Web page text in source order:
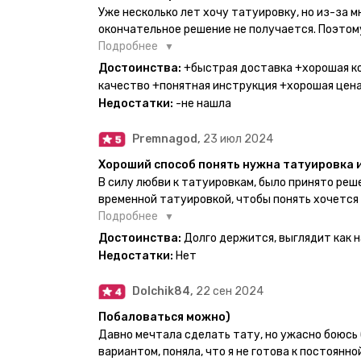
Уже несколько лет хочу татуировку, но из-за
окончательное решение не получается.
настоящей находкой. Как только тату пришли,
Хочу отметить, что у everink очень большой
значительно упрощает процесс получения
бумажный плотный конверт, внутри оказалась
специальные пакетики, салфетки, инструкция
очень мило. Я уже нанесла одну из них и
понятно объяснено, отдельным плюсом для
обозначениями тех мечт, где тату будет
всём советую и рекомендую, буду заказывать
Подробнее
Достоинства: +быстрая доставка +хорошая
качество +понятная инструкция +хорошая цена
Недостатки: -не нашла
Premnagod, 23 июл 2024
Хороший способ понять нужна татуировка
В силу любви к татуировкам, было принято
временной татуировкой, чтобы понять
как оказалось смысла набивать нет, ведь
татуировки и в случае если одна не
настоящая, держится долго, больше ничего и не
Подробнее
Достоинства: Долго держится, выглядит как
Недостатки: Нет
Dolchik84, 22 сен 2024
Побаловаться можно)
Давно мечтала сделать тату, но ужасно боюсь
вариантом, поняла, что я не готова к